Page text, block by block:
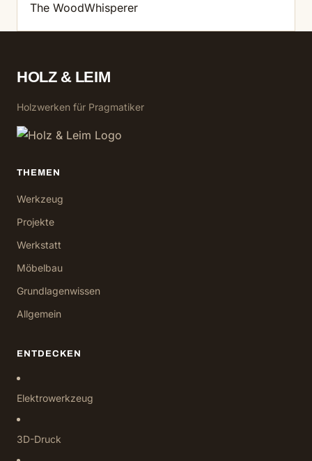
The WoodWhisperer
HOLZ & LEIM
Holzwerken für Pragmatiker
THEMEN
Werkzeug
Projekte
Werkstatt
Möbelbau
Grundlagenwissen
Allgemein
ENTDECKEN
Elektrowerkzeug
3D-Druck